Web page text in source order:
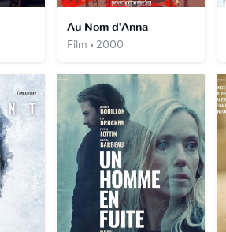
Au Nom d'Anna
Film • 2000